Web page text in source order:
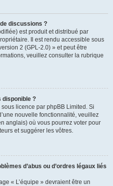
discussions ?
est produit et distribué par
Il est rendu accessible sous
2 (GPL-2.0) » et peut être
veuillez consulter la rubrique
disponible ?
licence par phpBB Limited. Si
nouvelle fonctionnalité, veuillez
anglais) où vous pourrez voter pour
et suggérer les vôtres.
d’abus ou d’ordres légaux liés
« L’équipe » devraient être un